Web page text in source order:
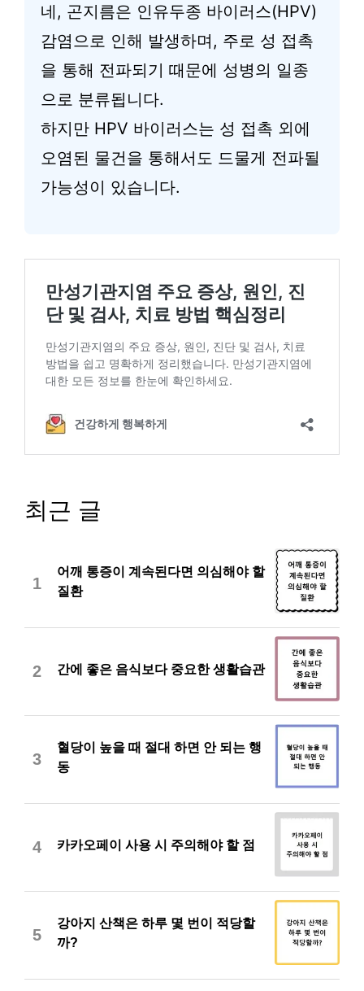
네, 곤지름은 인유두종 바이러스(HPV)
감염으로 인해 발생하며, 주로 성 접촉
을 통해 전파되기 때문에 성병의 일종
으로 분류됩니다.
하지만 HPV 바이러스는 성 접촉 외에
오염된 물건을 통해서도 드물게 전파될
가능성이 있습니다.
최근 글
1
어깨 통증이 계속된다면 의심해야 할
질환
2 간에 좋은 음식보다 중요한 생활습관
3
혈당이 높을 때 절대 하면 안 되는 행
동
4 카카오페이 사용 시 주의해야 할 점
5
강아지 산책은 하루 몇 번이 적당할
까?